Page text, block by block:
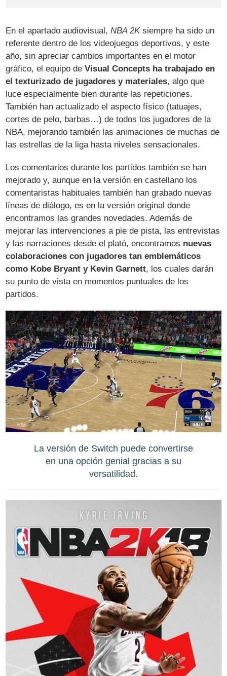
En el apartado audiovisual,NBA 2Ksiempre ha sido un
referente dentro de los videojuegos deportivos, y este
año, sin apreciar cambios importantes en el motor
gráfico, el equipo deVisual Concepts ha trabajado en
el texturizado de jugadores y materiales, algo que
luce especialmente bien durante las repeticiones.
También han actualizado el aspecto físico (tatuajes,
cortes de pelo, barbas…) de todos los jugadores de la
NBA, mejorando también las animaciones de muchas de
las estrellas de la liga hasta niveles sensacionales.
Los comentarios durante los partidos también se han
mejorado y, aunque en la versión en castellano los
comentaristas habituales también han grabado nuevas
líneas de diálogo, es en la versión original donde
encontramos las grandes novedades. Además de
mejorar las intervenciones a pie de pista, las entrevistas
y las narraciones desde el plató, encontramos nuevas
colaboraciones con jugadores tan emblemáticos
como Kobe Bryant y Kevin Garnett, los cuales darán
su punto de vista en momentos puntuales de los
partidos.
La versión de Switch puede convertirse
en una opción genial gracias a su
versatilidad.